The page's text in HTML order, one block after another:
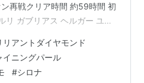
せいぎのこころ
てきおうりょく
ふしぎなうろこ
かちき
再戦クリア時間 約59時間 初
リ ガブリアス ヘルガー ユキ
ルガー ユキノオー ムクホー
たタイトルのリメイク作品
メイクの噂があったダイパ。
アントダイヤモンド
イニングパール
#シロナ